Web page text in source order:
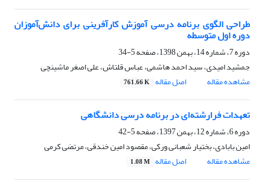
طراحی الگوی برنامه درسی آموزش کارآفرینی برای دانش‌آموزان
دوره اول متوسطه
دوره 7، شماره 14، بهمن 1398، صفحه
5-34
جمشید امیدی، سید احمد هاشمی، عباس قلتاش، علی اصغر ماشینچی
مشاهده مقاله
اصل مقاله 761.66 K
تعهدات فرارشته‌ای در برنامه درسی دانشگاهی
دوره 6، شماره 12، بهمن 1397، صفحه
5-42
امین بابادی، بختیار شعبانی ورکی، مقصود امین خندقی، مرتضی کرمی
مشاهده مقاله
اصل مقاله 1.08 M